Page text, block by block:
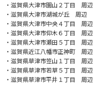
・滋賀県大津市園山２丁目 周辺
・滋賀県大津市湖城が丘 周辺
・滋賀県大津市中央４丁目 周辺
・滋賀県大津市仰木６丁目 周辺
・滋賀県大津市瀬田５丁目 周辺
・滋賀県近江八幡市正神町 周辺
・滋賀県草津市笠山１丁目 周辺
・滋賀県草津市若草５丁目 周辺
・滋賀県草津市平井１丁目 周辺